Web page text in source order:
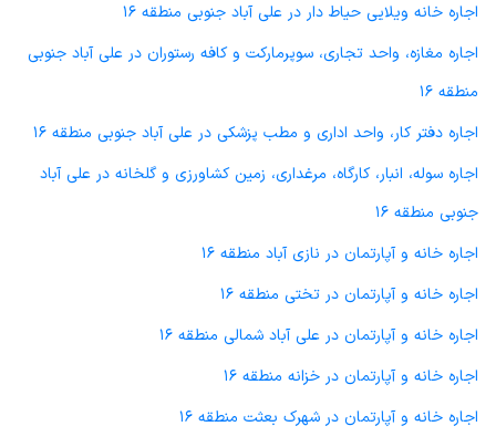
اجاره خانه ویلایی حیاط دار در علی آباد جنوبی منطقه 16
اجاره مغازه، واحد تجاری، سوپرمارکت و کافه رستوران در علی آباد جنوبی
منطقه 16
اجاره دفتر کار، واحد اداری و مطب پزشکی در علی آباد جنوبی منطقه 16
اجاره سوله، انبار، کارگاه، مرغداری، زمین کشاورزی و گلخانه در علی آباد
جنوبی منطقه 16
اجاره خانه و آپارتمان در نازی آباد منطقه 16
اجاره خانه و آپارتمان در تختی منطقه 16
اجاره خانه و آپارتمان در علی آباد شمالی منطقه 16
اجاره خانه و آپارتمان در خزانه منطقه 16
اجاره خانه و آپارتمان در شهرک بعثت منطقه 16